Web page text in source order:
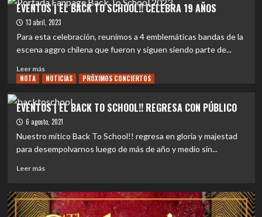
EVENTOS | EL BACK TO SCHOOL!! CELEBRA 19 AÑOS
13 abril, 2023
Para esta celebración, reunimos a 4 emblemáticas bandas de la
escena aggro chilena que fueron y siguen siendo parte de...
Leer másLeer
más
EVENTOS
|
EL
BACK
SCHOOL!!
CELEBRA
NOTA NOTICIAS PRÓXIMOS CONCIERTOS
EVENTOS | EL BACK TO SCHOOL!! REGRESA CON PÚBLICO
6 agosto, 2021
Nuestro mítico Back To School!! regresa en gloria y majestad
para desempolvarnos luego de más de año y medio sin...
Leer másLeer
EVENTOS
|